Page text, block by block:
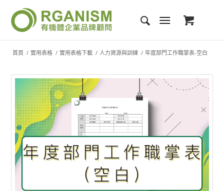
首頁 / 實用表格 / 實用表格下載 / 人力資源與訓練 / 年度部門工作職掌表-空白